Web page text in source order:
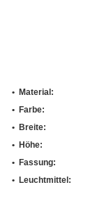
• Material:
• Farbe:
• Breite:
• Höhe:
• Fassung:
• Leuchtmittel: